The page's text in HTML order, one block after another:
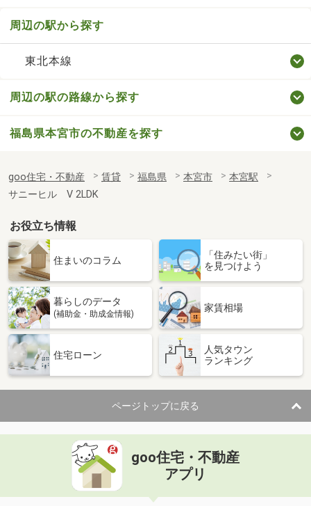
周辺の駅から探す
東北本線
周辺の駅の路線から探す
福島県本宮市の不動産を探す
goo住宅・不動産 賃貸 福島県 本宮市
本宮駅
サニーヒル Ⅴ 2LDK
お役立ち情報
住まいのコラム
「住みたい街」
を見つけよう
暮らしのデータ
(補助金・助成金情報)
家賃相場
住宅ローン
人気タウン
ランキング
ページトップに戻る
goo住宅・不動産
アプリ